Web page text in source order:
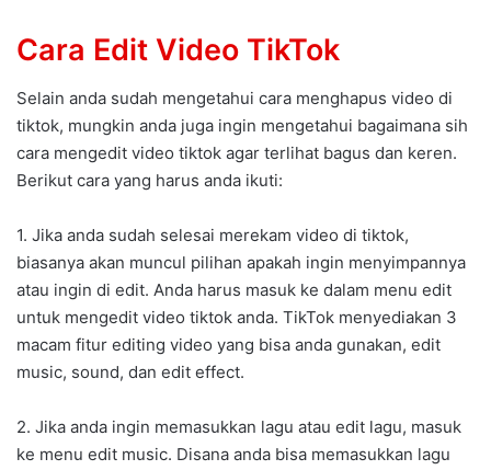
Cara Edit Video TikTok
Selain anda sudah mengetahui cara menghapus video di
tiktok, mungkin anda juga ingin mengetahui bagaimana sih
cara mengedit video tiktok agar terlihat bagus dan keren.
Berikut cara yang harus anda ikuti:
1. Jika anda sudah selesai merekam video di tiktok,
biasanya akan muncul pilihan apakah ingin menyimpannya
atau ingin di edit. Anda harus masuk ke dalam menu edit
untuk mengedit video tiktok anda. TikTok menyediakan 3
macam fitur editing video yang bisa anda gunakan, edit
music, sound, dan edit effect.
2. Jika anda ingin memasukkan lagu atau edit lagu, masuk
ke menu edit music. Disana anda bisa memasukkan lagu